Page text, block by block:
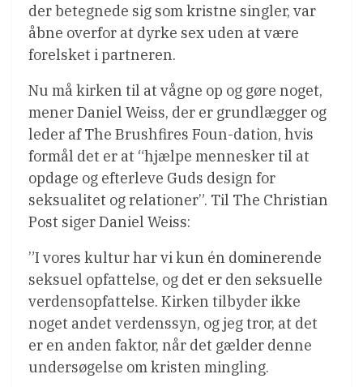
der betegnede sig som kristne singler, var
åbne overfor at dyrke sex uden at være
forelsket i partneren.
Nu må kirken til at vågne op og gøre noget,
mener Daniel Weiss, der er grundlægger og
leder af The Brushfires Foun-dation, hvis
formål det er at “hjælpe mennesker til at
opdage og efterleve Guds design for
seksualitet og relationer”. Til The Christian
Post siger Daniel Weiss:
”I vores kultur har vi kun én dominerende
seksuel opfattelse, og det er den seksuelle
verdensopfattelse. Kirken tilbyder ikke
noget andet verdenssyn, og jeg tror, at det
er en anden faktor, når det gælder denne
undersøgelse om kristen mingling.